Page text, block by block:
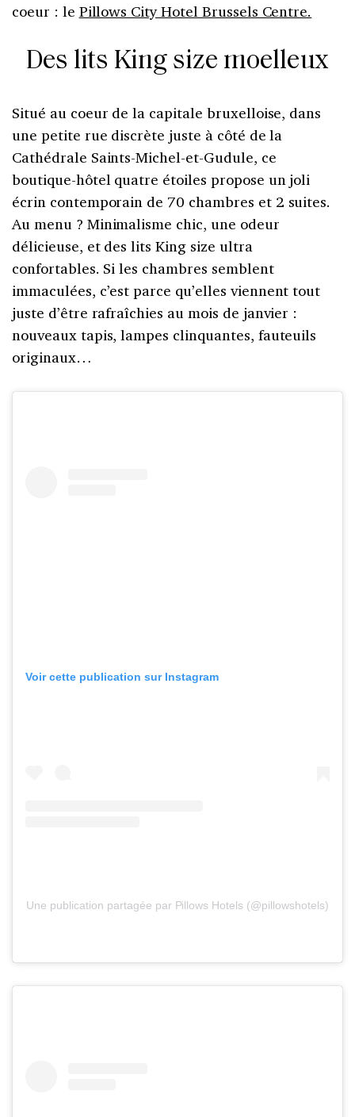
coeur : le Pillows City Hotel Brussels Centre.
Des lits King size moelleux
Situé au coeur de la capitale bruxelloise, dans
une petite rue discrète juste à côté de la
Cathédrale Saints-Michel-et-Gudule, ce
boutique-hôtel quatre étoiles propose un joli
écrin contemporain de 70 chambres et 2 suites.
Au menu ? Minimalisme chic, une odeur
délicieuse, et des lits King size ultra
confortables. Si les chambres semblent
immaculées, c’est parce qu’elles viennent tout
juste d’être rafraîchies au mois de janvier :
nouveaux tapis, lampes clinquantes, fauteuils
originaux…
Voir cette publication sur Instagram
Une publication partagée par Pillows Hotels (@pillowshotels)